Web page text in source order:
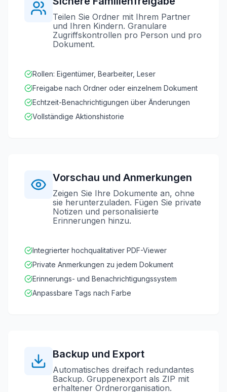
Teilen Sie Ordner mit Ihrem Partner
und Ihren Kindern. Granulare
Zugriffskontrollen pro Person und pro
Dokument.
Rollen: Eigentümer, Bearbeiter, Leser
Freigabe nach Ordner oder einzelnem Dokument
Echtzeit-Benachrichtigungen über Änderungen
Vollständige Aktionshistorie
Vorschau und Anmerkungen
Zeigen Sie Ihre Dokumente an, ohne
sie herunterzuladen. Fügen Sie private
Notizen und personalisierte
Erinnerungen hinzu.
Integrierter hochqualitativer PDF-Viewer
Private Anmerkungen zu jedem Dokument
Erinnerungs- und Benachrichtigungssystem
Anpassbare Tags nach Farbe
Backup und Export
Automatisches dreifach redundantes
Backup. Gruppenexport als ZIP mit
erhaltener Ordnerorganisation.